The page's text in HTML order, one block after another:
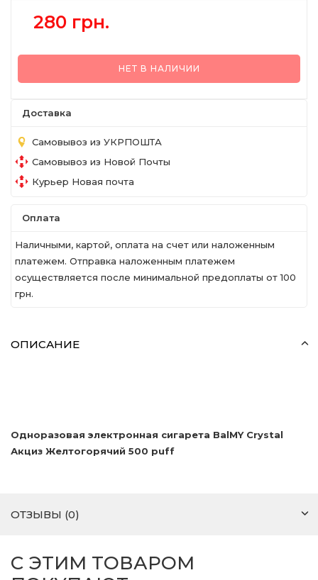
280 грн.
НЕТ В НАЛИЧИИ
Доставка
Самовывоз из УКРПОШТА
Самовывоз из Новой Почты
Курьер Новая почта
Оплата
Наличными, картой, оплата на счет или наложенным
платежем. Отправка наложенным платежем
осуществляется после минимальной предоплаты от 100
грн.
ОПИСАНИЕ
Одноразовая электронная сигарета BalMY Crystal
Акциз Желтогорячий 500 puff
ОТЗЫВЫ (0)
С ЭТИМ ТОВАРОМ